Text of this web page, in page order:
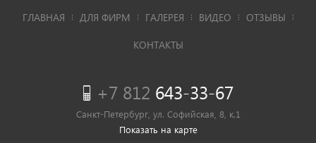
ГЛАВНАЯ ДЛЯ ФИРМ ГАЛЕРЕЯ ВИДЕО ОТЗЫВЫ
КОНТАКТЫ
+7 812 643-33-67
Санкт-Петербург, ул. Софийская, 8, к.1
Показать на карте